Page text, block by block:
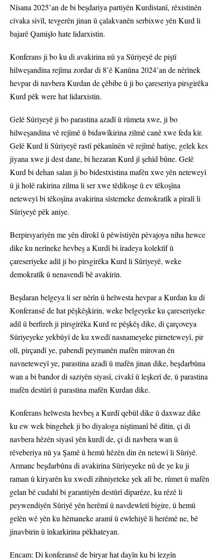
Nîsana 2025’an de bi beşdariya partiyên Kurdistanî, rêxistinên
civaka sivîl, tevgerên jinan û çalakvanên serbixwe yên Kurd li
bajarê Qamişlo hate lidarxistin.
Konferans ji bo ku di avakirina nû ya Sûriyeyê de piştî
hilweşandina rejîma zordar di 8’ê Kanûna 2024’an de nêrînek
hevpar di navbera Kurdan de çêbibe û ji bo çareseriya pirsgirêka
Kurd pêk were hat lidarxistin.
Gelê Sûriyeyê ji bo parastina azadî û rûmeta xwe, ji bo
hilweşandina vê rejîmê û bidawîkirina zilmê canê xwe feda kir.
Gelê Kurd li Sûriyeyê rastî pêkanînên vê rejîmê hatiye, gelek kes
jiyana xwe ji dest dane, bi hezaran Kurd jî şehîd bûne. Gelê
Kurd bi dehan salan ji bo bidestxistina mafên xwe yên neteweyî
û ji holê rakirina zilma li ser xwe têdikoşe û ev têkoşîna
neteweyî bi têkoşîna avakirina sîstemeke demokratîk a piralî li
Sûriyeyê pêk aniye.
Berpirsyariyên me yên dîrokî û pêwîstiyên pêvajoya niha hewce
dike ku nerîneke hevbeş a Kurdî bi îradeya kolektîf û
çareseriyeke adil ji bo pirsgirêka Kurd li Sûriyeyê, weke
demokratîk û nenavendî bê avakirin.
Beşdaran belgeya li ser nêrîn û helwesta hevpar a Kurdan ku di
Konferansê de hat pêşkêşkirin, weke belgeyeke ku çareseriyeke
adil û berfireh ji pirsgirêka Kurd re pêşkêş dike, di çarçoveya
Sûriyeyeke yekbûyî de ku xwedî nasnameyeke pirneteweyî, pir
olî, pirçandî ye, pabendî peymanên mafên mirovan ên
navneteweyî ye, parastina azadî û mafên jinan dike, beşdarbûna
wan a bi bandor di saziyên siyasî, civakî û leşkerî de, û parastina
mafên destûrî û parastina mafên Kurdan dike.
Konferans helwesta hevbeş a Kurdî qebûl dike û daxwaz dike
ku ew wek bingehek ji bo diyaloga niştimanî bê dîtin, çi di
navbera hêzên siyasî yên kurdî de, çi di navbera wan û
rêveberiya nû ya Şamê û hemû hêzên din ên netewî li Sûriyê.
Armanc beşdarbûna di avakirina Sûriyeyeke nû de ye ku ji
raman û kiryarên ku xwedî zihniyeteke yek alî be, rûmet û mafên
gelan bê cudahî bi garantiyên destûrî diparêze, ku rêzê li
peywendiyên Sûriyê yên herêmî û navdewletî bigire, û hemû
gelên wê yên ku hêmaneke aramî û ewlehiyê li herêmê ne, bê
jinavbirin û înkarkirina pêkhateyan.
Encam: Di konferansê de biryar hat dayîn ku bi lezgîn